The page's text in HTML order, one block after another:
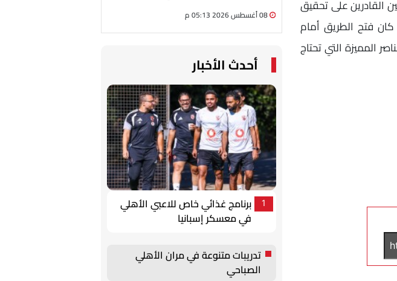
القادرين على تحقيق
كان فتح الطريق أمام
المميزة التي تحتاج
أحدث الأخبار
1
برنامج غذائي خاص للاعبي الأهلي
في معسكر إسبانيا
تدريبات متنوعة في مران الأهلي
الصباحي